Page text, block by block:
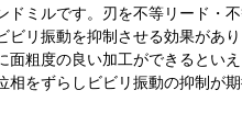
ドミルです。刃を不等リード・
リ振動を抑制させる効果があ
面粗度の良い加工ができるとい
をずらしビビリ振動の抑制が期